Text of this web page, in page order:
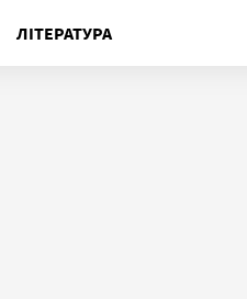
ЛІТЕРАТУРА